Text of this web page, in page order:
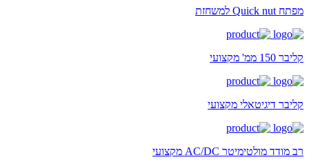
מפתח Quick nut למשחזת
קליבר 150 ממ' מקצועי
קליבר דיגיטאלי מקצועי
רב מודד מולטימיטר AC/DC מקצועי